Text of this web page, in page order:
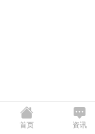
首页 资讯